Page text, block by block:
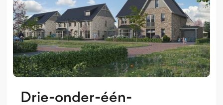
Drie-onder-één-